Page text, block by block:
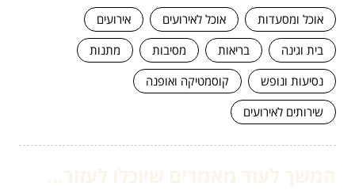
אוכל ומסעדות אוכל לאירועים
אירועים
בית וגינה
בריאות מסיבות
מתנות
נסיעות ונופש
קוסמטיקה ואופנה
שירותים לאירועים